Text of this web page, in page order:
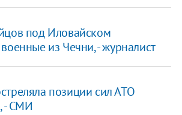
под Иловайском
из Чечни, - журналист
позиции сил АТО
- СМИ